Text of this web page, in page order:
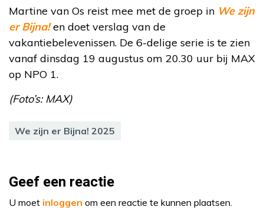
Martine van Os reist mee met de groep in We zijn
er Bijna!en doet verslag van de
vakantiebelevenissen. De 6-delige serie is te zien
vanaf dinsdag 19 augustus om 20.30 uur bij MAX
op NPO 1.
(Foto’s: MAX)
We zijn er Bijna! 2025
Geef een reactie
U moet inloggen om een reactie te kunnen plaatsen.